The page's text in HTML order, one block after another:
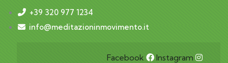
+39 320 977 1234
info@meditazioninmovimento.it
Facebook Instagram